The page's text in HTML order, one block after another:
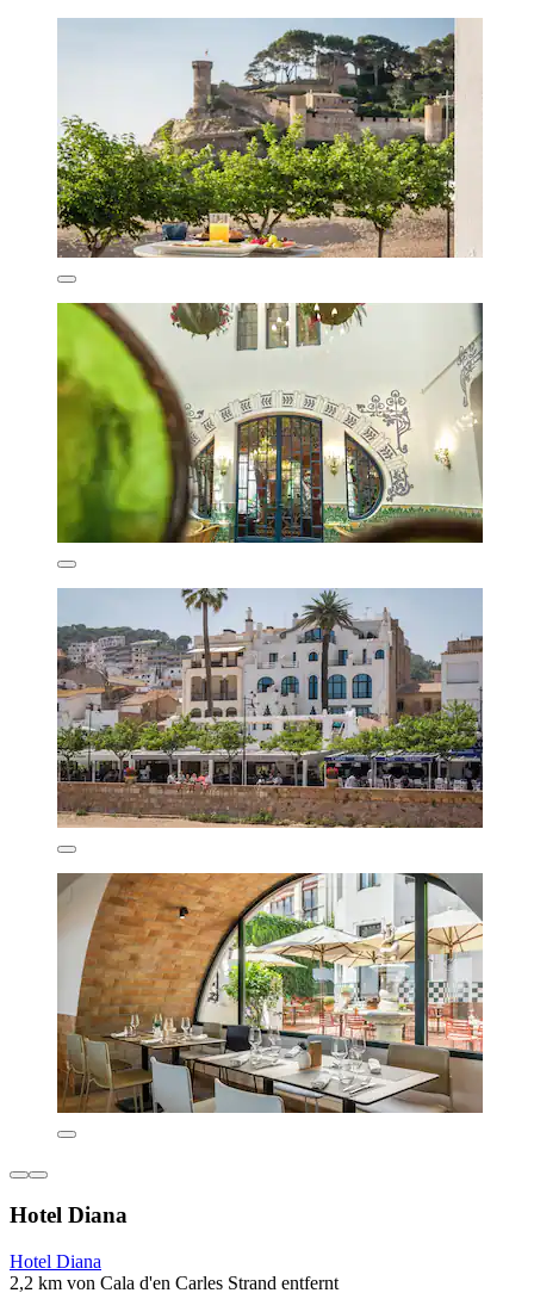
Hotel Diana
Hotel Diana
2,2 km von Cala d'en Carles Strand entfernt